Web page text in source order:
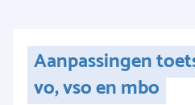
Aanpassingen
vo, vso en mbo